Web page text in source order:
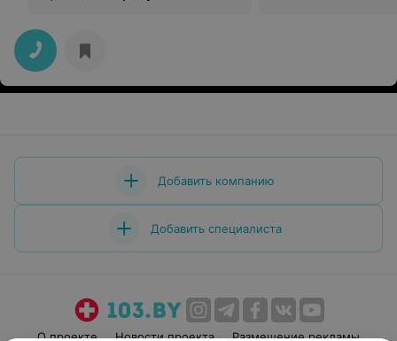
Добавить компанию
Добавить специалиста
О проекте Новости проекта Размещение рекламы